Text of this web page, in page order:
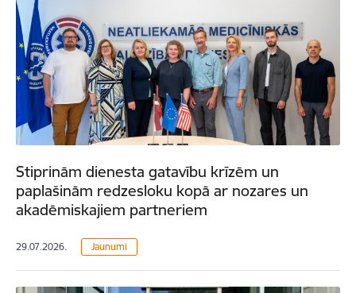
Stiprinām dienesta gatavību krīzēm un
paplašinām redzesloku kopā ar nozares un
akadēmiskajiem partneriem
29.07.2026. Jaunumi